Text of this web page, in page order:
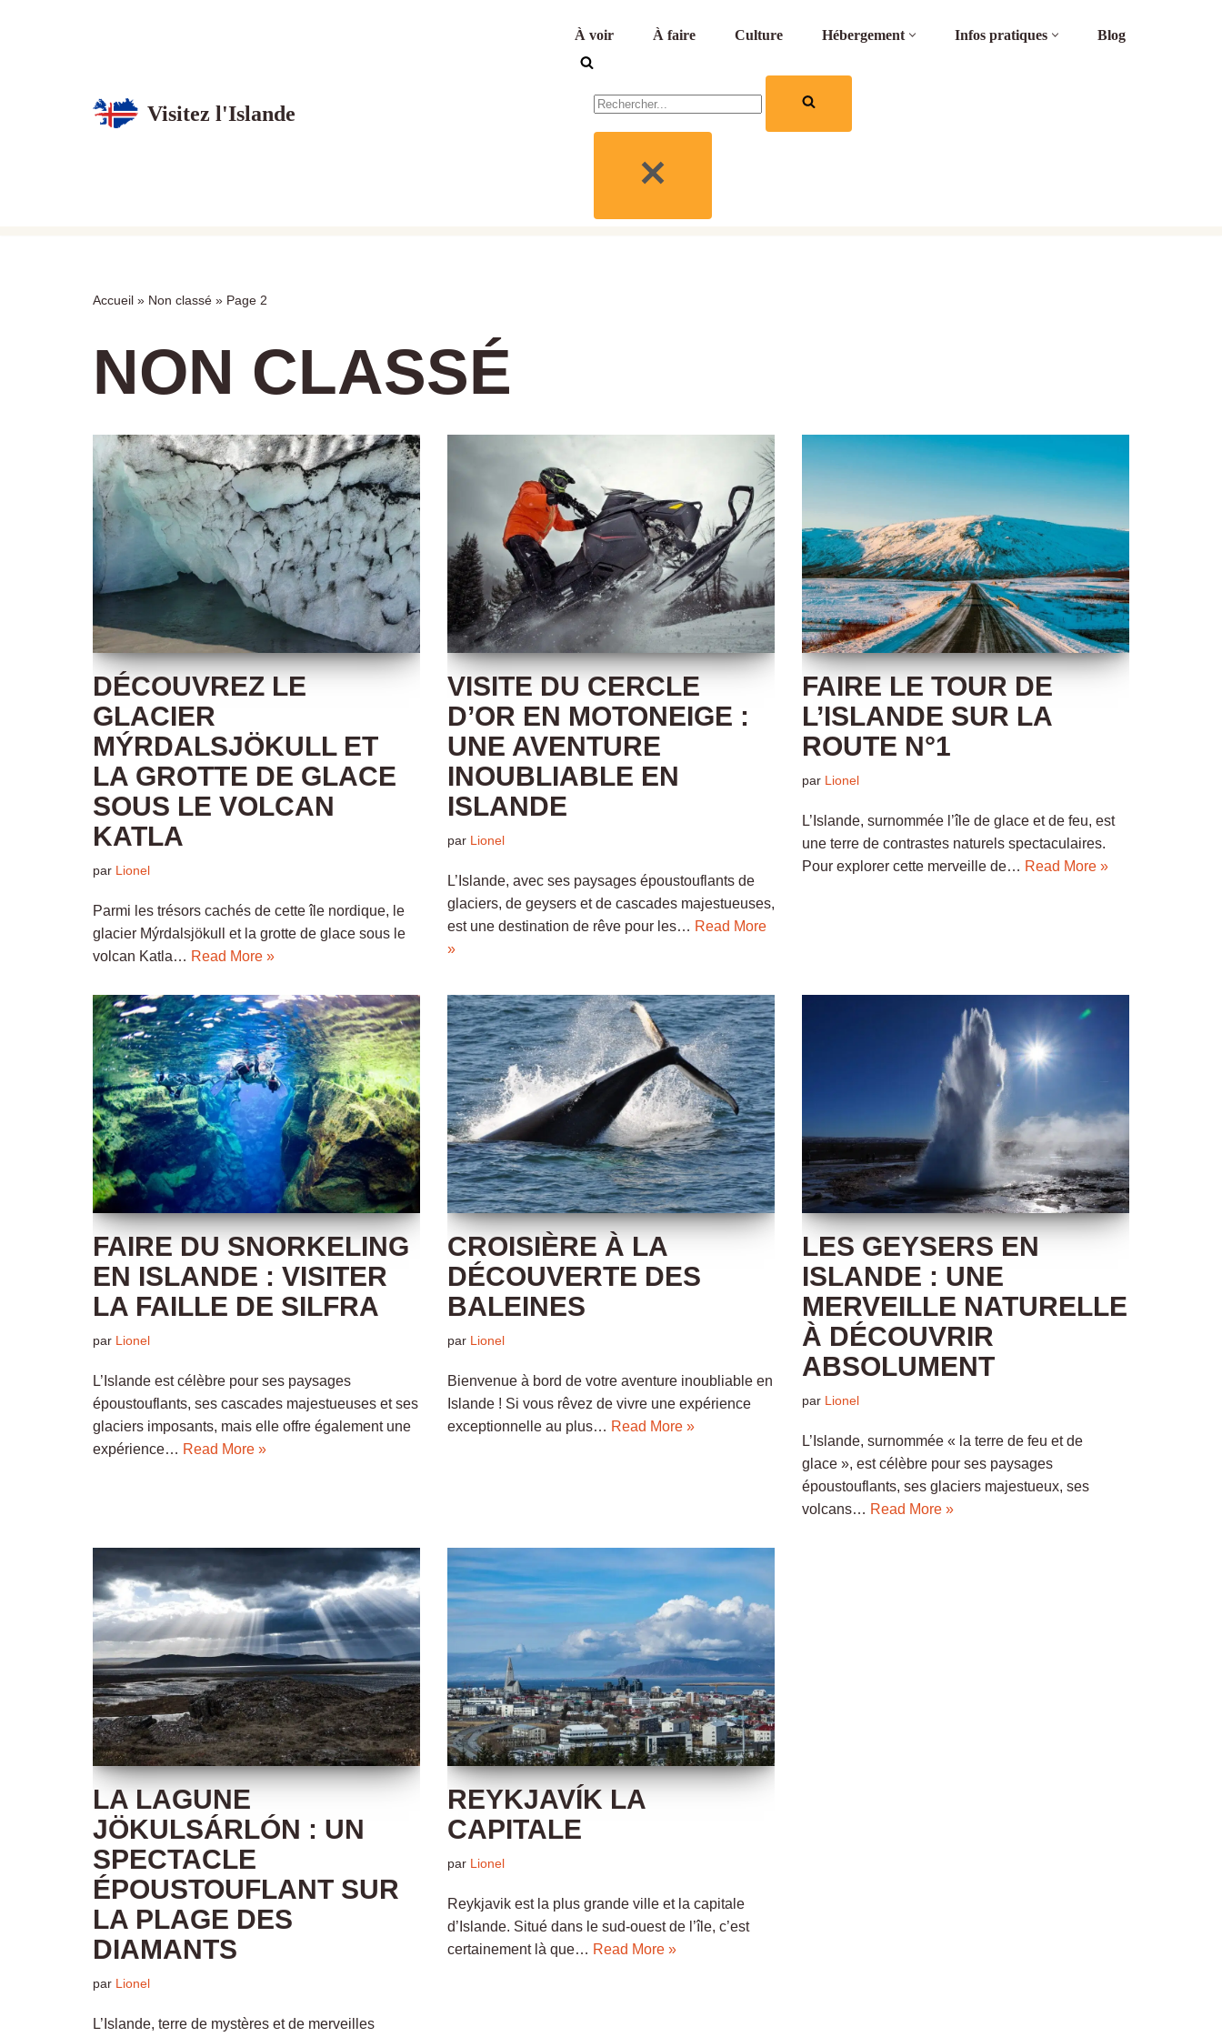
Visitez l'Islande
À voir À faire Culture Hébergement Infos pratiques Blog
Accueil » Non classé » Page 2
NON CLASSÉ
DÉCOUVREZ LE
GLACIER
MÝRDALSJÖKULL ET
LA GROTTE DE GLACE
SOUS LE VOLCAN
KATLA
par Lionel
Parmi les trésors cachés de cette île nordique, le
glacier Mýrdalsjökull et la grotte de glace sous le
volcan Katla… Read More »
VISITE DU CERCLE
D’OR EN MOTONEIGE :
UNE AVENTURE
INOUBLIABLE EN
ISLANDE
par Lionel
L’Islande, avec ses paysages époustouflants de
glaciers, de geysers et de cascades majestueuses,
est une destination de rêve pour les… Read More
»
FAIRE LE TOUR DE
L’ISLANDE SUR LA
ROUTE N°1
par Lionel
L’Islande, surnommée l’île de glace et de feu, est
une terre de contrastes naturels spectaculaires.
Pour explorer cette merveille de… Read More »
FAIRE DU SNORKELING
EN ISLANDE : VISITER
LA FAILLE DE SILFRA
par Lionel
L’Islande est célèbre pour ses paysages
époustouflants, ses cascades majestueuses et ses
glaciers imposants, mais elle offre également une
expérience… Read More »
CROISIÈRE À LA
DÉCOUVERTE DES
BALEINES
par Lionel
Bienvenue à bord de votre aventure inoubliable en
Islande ! Si vous rêvez de vivre une expérience
exceptionnelle au plus… Read More »
LES GEYSERS EN
ISLANDE : UNE
MERVEILLE NATURELLE
À DÉCOUVRIR
ABSOLUMENT
par Lionel
L’Islande, surnommée « la terre de feu et de
glace », est célèbre pour ses paysages
époustouflants, ses glaciers majestueux, ses
volcans… Read More »
LA LAGUNE
JÖKULSÁRLÓN : UN
SPECTACLE
ÉPOUSTOUFLANT SUR
LA PLAGE DES
DIAMANTS
par Lionel
L’Islande, terre de mystères et de merveilles
REYKJAVÍK LA
CAPITALE
par Lionel
Reykjavik est la plus grande ville et la capitale
d’Islande. Situé dans le sud-ouest de l’île, c’est
certainement là que… Read More »